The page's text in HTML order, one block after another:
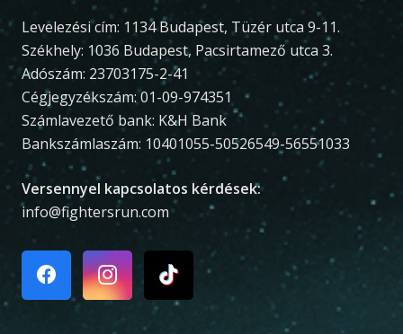
Levelezési cím: 1134 Budapest, Tüzér utca 9-11.
Székhely: 1036 Budapest, Pacsirtamező utca 3.
Adószám: 23703175-2-41
Cégjegyzékszám: 01-09-974351
Számlavezető bank: K&H Bank
Bankszámlaszám: 10401055-50526549-56551033
Versennyel kapcsolatos kérdések:
info@fightersrun.com